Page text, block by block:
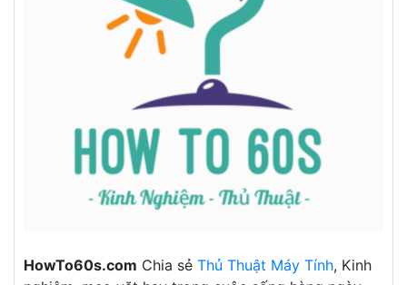
HowTo60s.com Chia sẻ Thủ Thuật Máy Tính, Kinh